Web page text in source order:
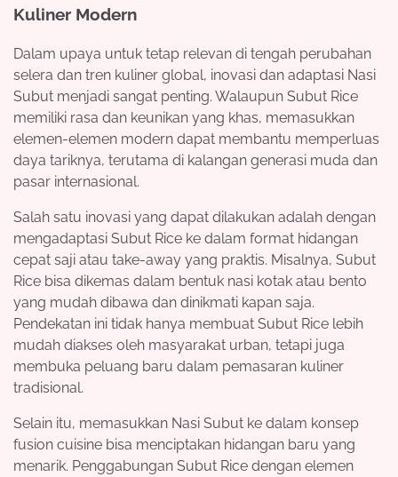
Kuliner Modern
Dalam upaya untuk tetap relevan di tengah perubahan
selera dan tren kuliner global, inovasi dan adaptasi Nasi
Subut menjadi sangat penting. Walaupun Subut Rice
memiliki rasa dan keunikan yang khas, memasukkan
elemen-elemen modern dapat membantu memperluas
daya tariknya, terutama di kalangan generasi muda dan
pasar internasional.
Salah satu inovasi yang dapat dilakukan adalah dengan
mengadaptasi Subut Rice ke dalam format hidangan
cepat saji atau take-away yang praktis. Misalnya, Subut
Rice bisa dikemas dalam bentuk nasi kotak atau bento
yang mudah dibawa dan dinikmati kapan saja.
Pendekatan ini tidak hanya membuat Subut Rice lebih
mudah diakses oleh masyarakat urban, tetapi juga
membuka peluang baru dalam pemasaran kuliner
tradisional.
Selain itu, memasukkan Nasi Subut ke dalam konsep
fusion cuisine bisa menciptakan hidangan baru yang
menarik. Penggabungan Subut Rice dengan elemen